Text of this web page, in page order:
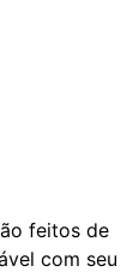
feitos de
com seu